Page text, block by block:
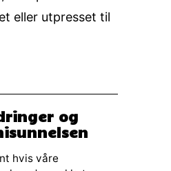
eller utpresset til
og
hvis våre